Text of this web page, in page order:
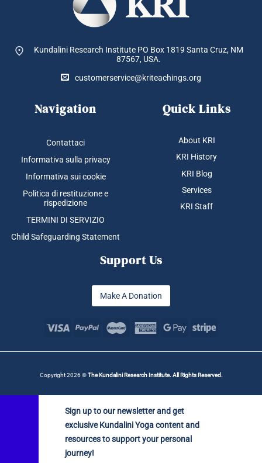
Kundalini Research Institute PO Box 1819 Santa Cruz, NM
87567, USA.
customerservice@kriteachings.org
Navigation
Contattaci
Informativa sulla privacy
Informativa sui cookie
Politica di restituzione e
rispedizione
TERMINI DI SERVIZIO
Child Safeguarding Statement
Quick Links
About KRI
KRI History
KRI Blog
Services
KRI Staff
Support Us
Make A Donation
Copyright 2026 ©The Kundalini Research Institute. All Rights Reserved.
Sign up to our newsletter and get
exclusive Kundalini Yoga content and
resources to support your personal
journey!